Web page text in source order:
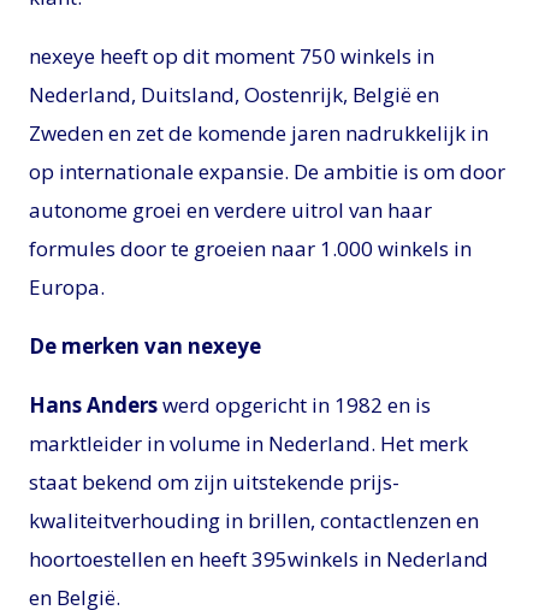
nexeye heeft op dit moment 750 winkels in
Nederland, Duitsland, Oostenrijk, België en
Zweden en zet de komende jaren nadrukkelijk in
op internationale expansie. De ambitie is om door
autonome groei en verdere uitrol van haar
formules door te groeien naar 1.000 winkels in
Europa.
De merken van nexeye
Hans Anderswerd opgericht in 1982 en is
marktleider in volume in Nederland. Het merk
staat bekend om zijn uitstekende prijs-
kwaliteitverhouding in brillen, contactlenzen en
hoortoestellen en heeft 395winkels in Nederland
en België.